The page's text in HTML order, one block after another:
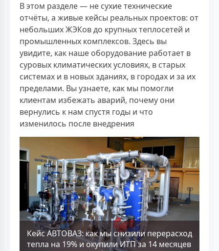
В этом разделе — не сухие технические
отчёты, а живые кейсы реальных проектов: от
небольших ЖЭКов до крупных теплосетей и
промышленных комплексов. Здесь вы
увидите, как наше оборудование работает в
суровых климатических условиях, в старых
системах и в новых зданиях, в городах и за их
пределами. Вы узнаете, как мы помогли
клиентам избежать аварий, почему они
вернулись к нам спустя годы и что
изменилось после внедрения
Кейс АВТОВАЗ: как мы снизили перерасход
тепла на 19% и окупили ИТП за 14 месяцев